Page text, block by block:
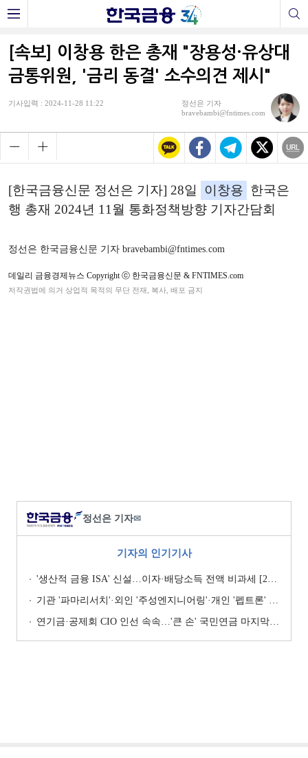
[속보] 이창용 한은 총재 "장용성·유상대
금통위원, '금리 동결' 소수의견 제시"
기사입력 : 2024-11-28 11:22
정선은 기자
bravebambi@fntimes.com
[한국금융신문 정선은 기자] 28일 이창용 한국은
행 총재 2024년 11월 통화정책방향 기자간담회
정선은 한국금융신문 기자 bravebambi@fntimes.com
데일리 금융경제뉴스 Copyright ⓒ 한국금융신문 & FNTIMES.com
저작권법에 의거 상업적 목적의 무단 전재, 복사, 배포 금지
정선은 기자✉
기자의 인기기사
'생산적 금융 ISA' 신설…이자·배당소득 전액 비과세 [2026 세제개편안]
기관 '파마리서치'·외인 '주성엔지니어링'·개인 '펩트론' 1위 [주간 코스닥 순매수- 2026년 7월27일~7월31일]
연기금·공제회 CIO 인선 속속…'큰 손' 국민연금 마지막 타자